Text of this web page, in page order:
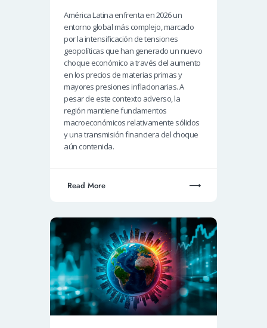
América Latina enfrenta en 2026 un
entorno global más complejo, marcado
por la intensificación de tensiones
geopolíticas que han generado un nuevo
choque económico a través del aumento
en los precios de materias primas y
mayores presiones inflacionarias. A
pesar de este contexto adverso, la
región mantiene fundamentos
macroeconómicos relativamente sólidos
y una transmisión financiera del choque
aún contenida.
Read More